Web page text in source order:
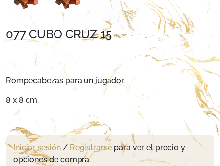
077 CUBO CRUZ 15
Rompecabezas para un jugador.
8 x 8 cm.
Iniciar sesión / Registrarse para ver el precio y
opciones de compra.